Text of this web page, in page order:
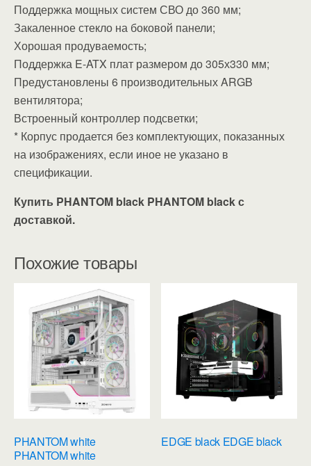
Поддержка мощных систем СВО до 360 мм;
Закаленное стекло на боковой панели;
Хорошая продуваемость;
Поддержка E-ATX плат размером до 305х330 мм;
Предустановлены 6 производительных ARGB
вентилятора;
Встроенный контроллер подсветки;
* Корпус продается без комплектующих, показанных
на изображениях, если иное не указано в
спецификации.
Купить PHANTOM black PHANTOM black с
доставкой.
Похожие товары
PHANTOM white
PHANTOM white
EDGE black EDGE black